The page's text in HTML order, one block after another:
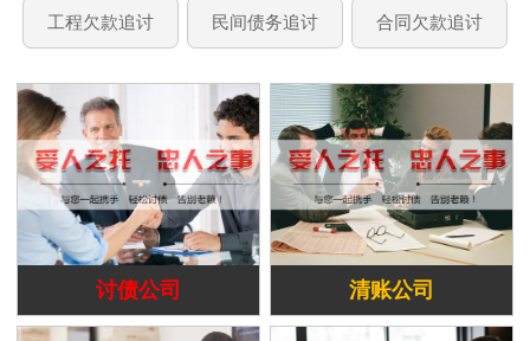
工程欠款追讨 民间债务追讨 合同欠款追讨
讨债公司 清账公司